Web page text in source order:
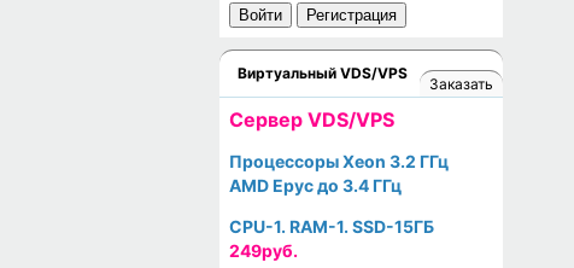
Войти Регистрация
Виртуальный VDS/VPS
Заказать
Cервер VDS/VPS
Процессоры Xeon 3.2 ГГц
AMD Epyc до 3.4 ГГц
CPU-1. RAM-1. SSD-15ГБ
249руб.